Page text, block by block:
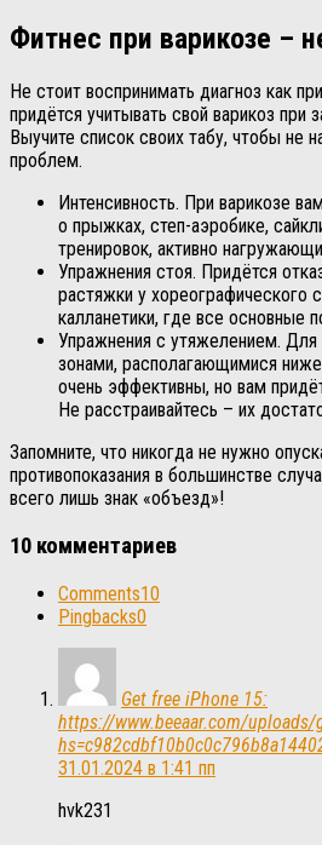
Фитнес при варикозе –
Не стоит воспринимать диагноз как
придётся учитывать свой варикоз при
Выучите список своих табу, чтобы не
проблем.
Интенсивность. При варикозе
о прыжках, степ-аэробике,
тренировок, активно
Упражнения стоя. Придётся
растяжки у хореографического
калланетики, где все основные
Упражнения с утяжелением.
зонами, располагающимися
очень эффективны, но вам
Не расстраивайтесь – их
Запомните, что никогда не нужно
противопоказания в большинстве
всего лишь знак «объезд»!
10 комментариев
Comments10
Pingbacks0
Get free iPhone 15:
https://www.beeaar.com/uploads/
31.01.2024 в 1:41 пп
hvk231